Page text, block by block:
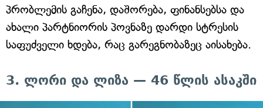
პრობლემის გაჩენა, დაშორება, ფინანსებსა და
ახალი პარტნიორის პოვნაზე დარდი სტრესის
საფუძველი ხდება, რაც გარეგნობაზეც აისახება.
3. ლორი და ლიზა — 46 წლის ასაკში